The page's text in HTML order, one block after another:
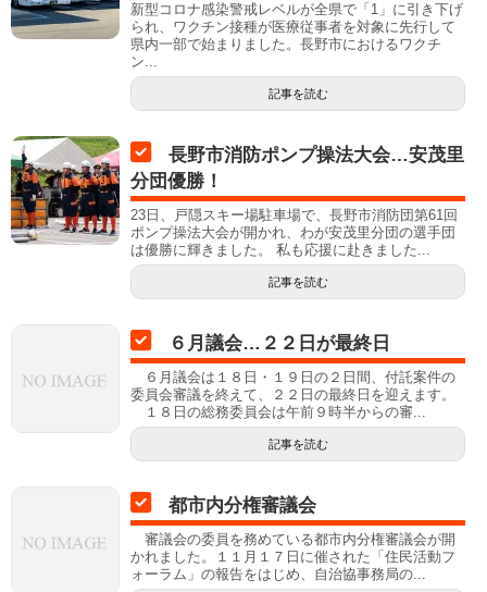
新型コロナ感染警戒レベルが全県で「1」に引き下げ
られ、ワクチン接種が医療従事者を対象に先行して
県内一部で始まりました。長野市におけるワクチ
ン...
記事を読む
長野市消防ポンプ操法大会…安茂里
分団優勝！
23日、戸隠スキー場駐車場で、長野市消防団第61回
ポンプ操法大会が開かれ、わが安茂里分団の選手団
は優勝に輝きました。 私も応援に赴きました...
記事を読む
６月議会…２２日が最終日
６月議会は１８日・１９日の２日間、付託案件の
委員会審議を終えて、２２日の最終日を迎えます。
１８日の総務委員会は午前９時半からの審...
記事を読む
都市内分権審議会
審議会の委員を務めている都市内分権審議会が開
かれました。１１月１７日に催された「住民活動フ
ォーラム」の報告をはじめ、自治協事務局の...